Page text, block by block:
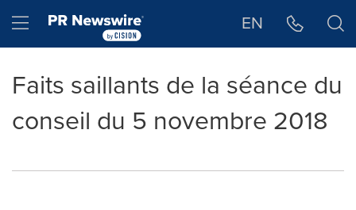
Hamburger menu EN
Faits saillants de la séance du
conseil du 5 novembre 2018